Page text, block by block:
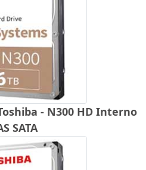
- N300 HD Interno
SATA